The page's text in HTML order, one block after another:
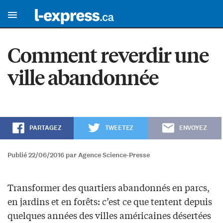
Comment reverdir une
ville abandonnée
PARTAGEZ TWEETEZ ENVOYEZ
Publié 22/06/2016 par Agence Science-Presse
Transformer des quartiers abandonnés en parcs,
en jardins et en forêts: c’est ce que tentent depuis
quelques années des villes américaines désertées